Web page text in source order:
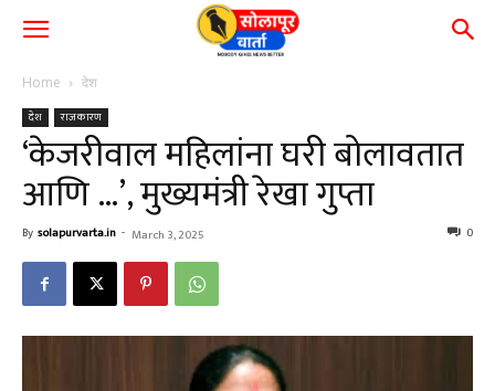
Home देश
देश राजकारण
‘केजरीवाल महिलांना घरी बोलावतात
आणि …’, मुख्यमंत्री रेखा गुप्ता
By solapurvarta.in - March 3, 2025 0